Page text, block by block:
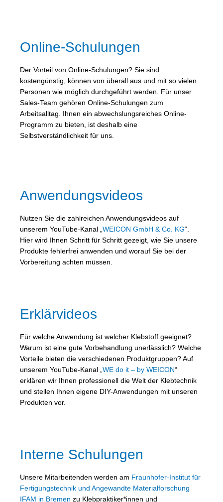
Online-Schulungen
Der Vorteil von Online-Schulungen? Sie sind
kostengünstig, können von überall aus und mit so vielen
Personen wie möglich durchgeführt werden. Für unser
Sales-Team gehören Online-Schulungen zum
Arbeitsalltag. Ihnen ein abwechslungsreiches Online-
Programm zu bieten, ist deshalb eine
Selbstverständlichkeit für uns.
Anwendungsvideos
Nutzen Sie die zahlreichen Anwendungsvideos auf
unserem YouTube-Kanal „WEICON GmbH & Co. KG“.
Hier wird Ihnen Schritt für Schritt gezeigt, wie Sie unsere
Produkte fehlerfrei anwenden und worauf Sie bei der
Vorbereitung achten müssen.
Erklärvideos
Für welche Anwendung ist welcher Klebstoff geeignet?
Warum ist eine gute Vorbehandlung unerlässlich? Welche
Vorteile bieten die verschiedenen Produktgruppen? Auf
unserem YouTube-Kanal „WE do it – by WEICON“
erklären wir Ihnen professionell die Welt der Klebtechnik
und stellen Ihnen eigene DIY-Anwendungen mit unseren
Produkten vor.
Interne Schulungen
Unsere Mitarbeitenden werden am Fraunhofer-Institut für
Fertigungstechnik und Angewandte Materialforschung
IFAM in Bremen zu Klebpraktiker*innen und